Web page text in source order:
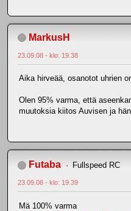
MarkusH
23.09.08 - klo: 19.38
Aika hirveää, osanotot uhrien
Olen 95% varma, että
muutoksia kiitos Auvisen ja
Futaba Fullspeed RC
23.09.08 - klo: 19.39
Mä 100% varma